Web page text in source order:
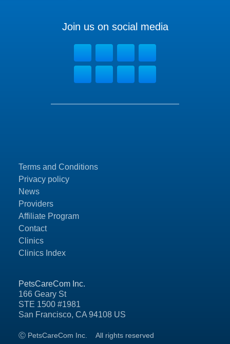
PetsCareCom Inc.
166 Geary St
STE 1500 #1981
San Francisco, CA 94108 US
Ⓒ PetsCareCom Inc. All rights reserved
Terms and Conditions
Privacy policy
News
Providers
Affiliate Program
Contact
Clinics
Clinics Index
Join us on social media